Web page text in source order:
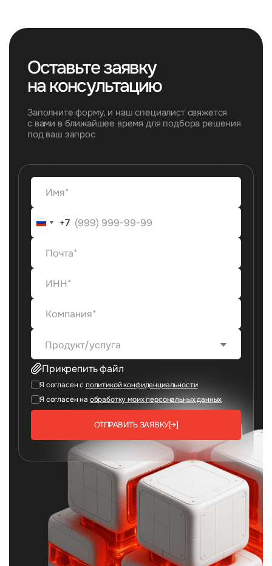
Оставьте заявку
на консультацию
Заполните форму, и наш специалист свяжется
с вами в ближайшее время для подбора решения
под ваш запрос
+7
+7
Продукт/услуга
Прикрепить файл
Я согласен с политикой конфиденциальности
Я согласен на обработку моих персональных данных
ОТПРАВИТЬ ЗАЯВКУ[→]